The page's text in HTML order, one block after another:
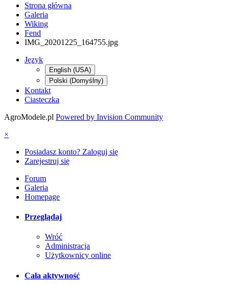
Strona główna
Galeria
Wiking
Fend
IMG_20201225_164755.jpg
Język
English (USA)
Polski (Domyślny)
Kontakt
Ciasteczka
AgroModele.pl Powered by Invision Community
×
Posiadasz konto? Zaloguj się
Zarejestruj się
Forum
Galeria
Homepage
Przeglądaj
Wróć
Administracja
Użytkownicy online
Cała aktywność